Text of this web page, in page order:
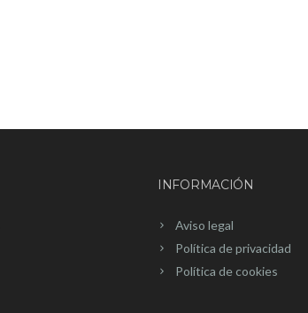
INFORMACIÓN
Aviso legal
Política de privacidad
Política de cookies